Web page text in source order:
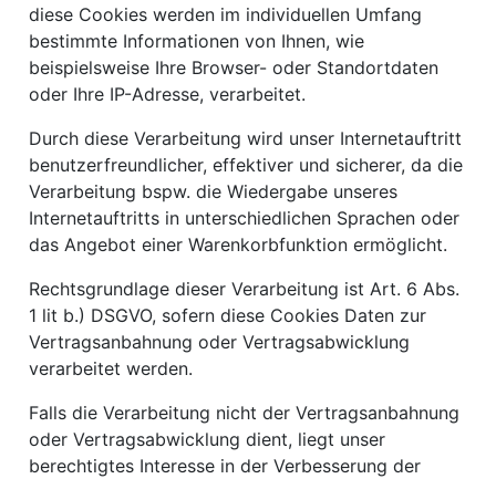
diese Cookies werden im individuellen Umfang
bestimmte Informationen von Ihnen, wie
beispielsweise Ihre Browser- oder Standortdaten
oder Ihre IP-Adresse, verarbeitet.
Durch diese Verarbeitung wird unser Internetauftritt
benutzerfreundlicher, effektiver und sicherer, da die
Verarbeitung bspw. die Wiedergabe unseres
Internetauftritts in unterschiedlichen Sprachen oder
das Angebot einer Warenkorbfunktion ermöglicht.
Rechtsgrundlage dieser Verarbeitung ist Art. 6 Abs.
1 lit b.) DSGVO, sofern diese Cookies Daten zur
Vertragsanbahnung oder Vertragsabwicklung
verarbeitet werden.
Falls die Verarbeitung nicht der Vertragsanbahnung
oder Vertragsabwicklung dient, liegt unser
berechtigtes Interesse in der Verbesserung der